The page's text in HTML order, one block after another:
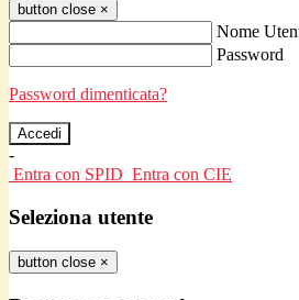
button close ×
Nome
Password
Password dimenticata?
-
Entra con SPID Entra con CIE
Seleziona utente
button close ×